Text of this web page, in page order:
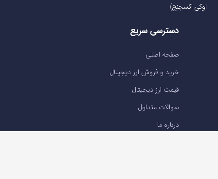
اوکی اکسچنج)
دسترسی سریع
صفحه اصلی
خرید و فروش ارز دیجیتال
قیمت ارز دیجیتال
سوالات متداول
درباره ما